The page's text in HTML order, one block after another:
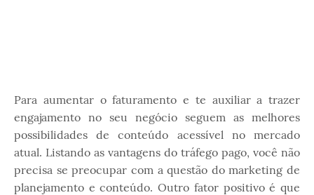
Para aumentar o faturamento e te auxiliar a trazer
engajamento no seu negócio seguem as melhores
possibilidades de conteúdo acessível no mercado
atual. Listando as vantagens do tráfego pago, você não
precisa se preocupar com a questão do marketing de
planejamento e conteúdo. Outro fator positivo é que